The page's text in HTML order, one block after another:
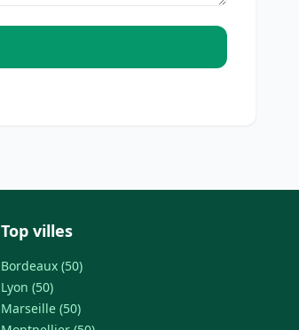
Top villes
Bordeaux (50)
Lyon (50)
Marseille (50)